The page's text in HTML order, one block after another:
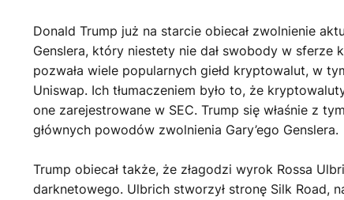
Donald Trump już na starcie obiecał zwolnienie
Genslera, który niestety nie dał swobody w sferze
pozwała wiele popularnych giełd kryptowalut, w
Uniswap. Ich tłumaczeniem było to, że
one zarejestrowane w SEC. Trump się właśnie z
głównych powodów zwolnienia Gary’ego Genslera.
Trump obiecał także, że złagodzi wyrok Rossa
darknetowego. Ulbrich stworzył stronę Silk Road,